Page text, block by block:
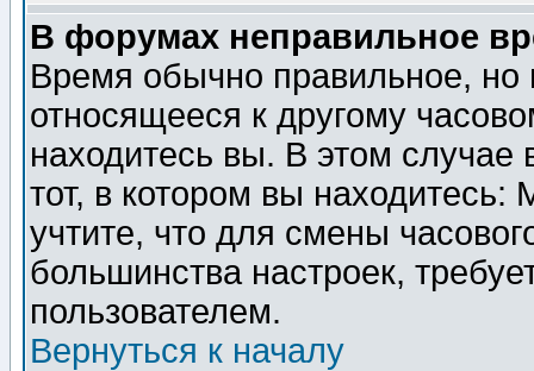
В форумах неправильное
Время обычно правильное,
относящееся к другому
находитесь вы. В этом
тот, в котором вы
учтите, что для смены
большинства настроек,
пользователем.
Вернуться к началу